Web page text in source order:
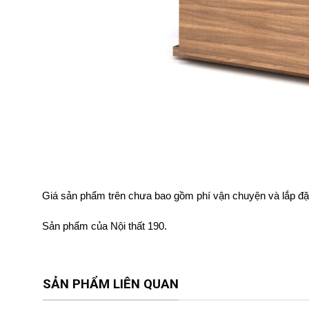
Giá sản phẩm trên chưa bao gồm phí vận chuyện và lắp
Sản phẩm của Nội thất 190.
SẢN PHẨM LIÊN QUAN